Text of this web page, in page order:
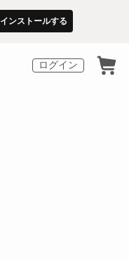
インストールする
ログイン